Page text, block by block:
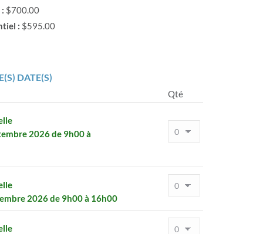
$700.00
: $595.00
DATE(S)
Qté
2026 de 9h00 à
2026 de 9h00 à 16h00